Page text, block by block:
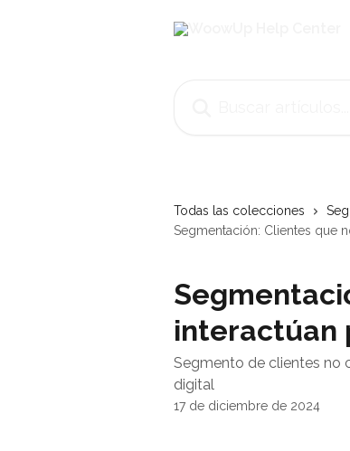
Todas las colecciones
Segmentación: Clientes que
interactúan
Segmento de clientes no
digital
17 de diciembre de 2024